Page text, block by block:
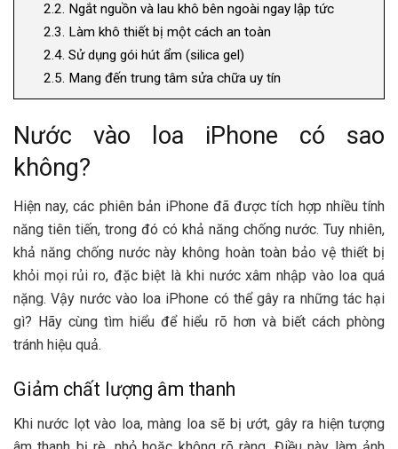
2.2. Ngắt nguồn và lau khô bên ngoài ngay lập tức
2.3. Làm khô thiết bị một cách an toàn
2.4. Sử dụng gói hút ẩm (silica gel)
2.5. Mang đến trung tâm sửa chữa uy tín
Nước vào loa iPhone có sao
không?
Hiện nay, các phiên bản iPhone đã được tích hợp nhiều tính
năng tiên tiến, trong đó có khả năng chống nước. Tuy nhiên,
khả năng chống nước này không hoàn toàn bảo vệ thiết bị
khỏi mọi rủi ro, đặc biệt là khi nước xâm nhập vào loa quá
nặng. Vậy nước vào loa iPhone có thể gây ra những tác hại
gì? Hãy cùng tìm hiểu để hiểu rõ hơn và biết cách phòng
tránh hiệu quả.
Giảm chất lượng âm thanh
Khi nước lọt vào loa, màng loa sẽ bị ướt, gây ra hiện tượng